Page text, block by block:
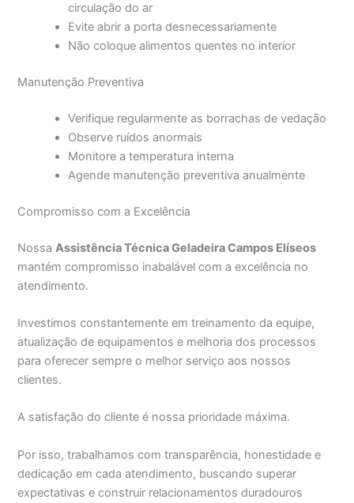
circulação do ar
Evite abrir a porta desnecessariamente
Não coloque alimentos quentes no interior
Manutenção Preventiva
Verifique regularmente as borrachas de vedação
Observe ruídos anormais
Monitore a temperatura interna
Agende manutenção preventiva anualmente
Compromisso com a Excelência
NossaAssistência Técnica Geladeira Campos Elíseos
mantém compromisso inabalável com a excelência no
atendimento.
Investimos constantemente em treinamento da equipe,
atualização de equipamentos e melhoria dos processos
para oferecer sempre o melhor serviço aos nossos
clientes.
A satisfação do cliente é nossa prioridade máxima.
Por isso, trabalhamos com transparência, honestidade e
dedicação em cada atendimento, buscando superar
expectativas e construir relacionamentos duradouros